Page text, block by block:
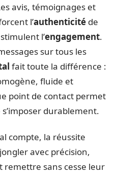
avis, témoignages et
l’authenticité de
l’engagement.
sur tous les
fait toute la différence :
fluide et
point de contact permet
durablement.
compte, la réussite
avec précision,
remettre sans cesse leur